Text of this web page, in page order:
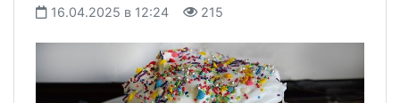
16.04.2025 в 12:24 215